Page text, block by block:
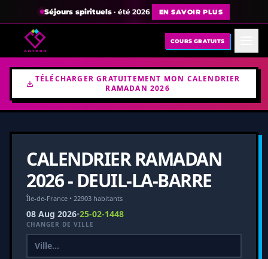
Séjours spirituels· été 2026 EN SAVOIR PLUS
COURS GRATUITS
TÉLÉCHARGER GRATUITEMENT MON CALENDRIER
RAMADAN 2026
CALENDRIER RAMADAN
2026 - DEUIL-LA-BARRE
Île-de-France • 22903 habitants
08 Aug 2026•25-02-1448
CHANGER DE VILLE